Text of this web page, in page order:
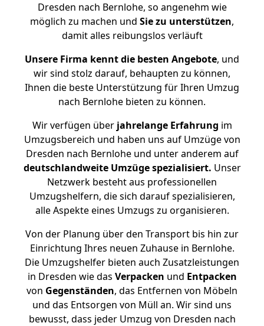
Dresden nach Bernlohe, so angenehm wie
möglich zu machen und Sie zu unterstützen,
damit alles reibungslos verläuft
Unsere Firma kennt die besten Angebote, und
wir sind stolz darauf, behaupten zu können,
Ihnen die beste Unterstützung für Ihren Umzug
nach Bernlohe bieten zu können.
Wir verfügen überjahrelange Erfahrung im
Umzugsbereich und haben uns auf Umzüge von
Dresden nach Bernlohe und unter anderem auf
deutschlandweite Umzüge spezialisiert. Unser
Netzwerk besteht aus professionellen
Umzugshelfern, die sich darauf spezialisieren,
alle Aspekte eines Umzugs zu organisieren.
Von der Planung über den Transport bis hin zur
Einrichtung Ihres neuen Zuhause in Bernlohe.
Die Umzugshelfer bieten auch Zusatzleistungen
in Dresden wie das Verpacken und Entpacken
von Gegenständen, das Entfernen von Möbeln
und das Entsorgen von Müll an. Wir sind uns
bewusst, dass jeder Umzug von Dresden nach